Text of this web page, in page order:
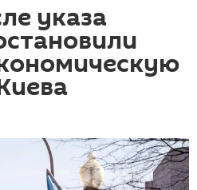
указа